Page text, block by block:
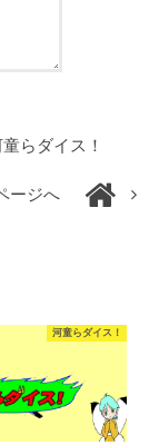
らダイス！
ージへ
河童らダイス！